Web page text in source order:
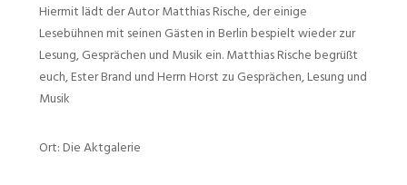
Hiermit lädt der Autor Matthias Rische, der einige
Lesebühnen mit seinen Gästen in Berlin bespielt wieder zur
Lesung, Gesprächen und Musik ein. Matthias Rische begrüßt
euch, Ester Brand und Herrn Horst zu Gesprächen, Lesung und
Musik
Ort: Die Aktgalerie